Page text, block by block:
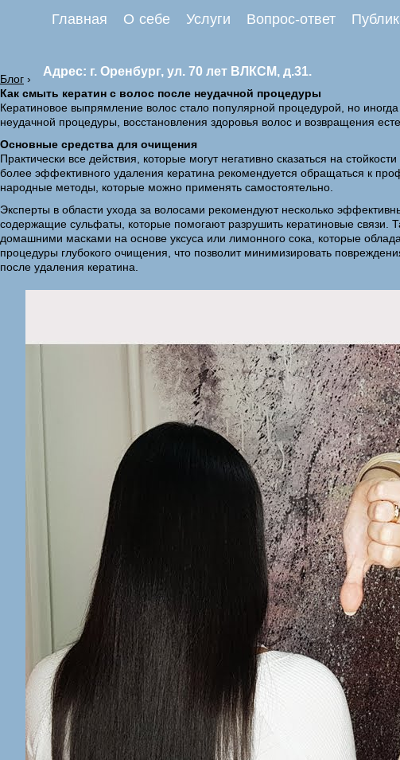
Главная О себе Услуги Вопрос-ответ
Адрес: г. Оренбург, ул. 70 лет ВЛКСМ, д.31.
Блог ›
Как смыть кератин с волос после неудачной процедуры
Кератиновое выпрямление волос стало популярной процедурой, но
неудачной процедуры, восстановления здоровья волос и возвращения
Основные средства для очищения
Практически все действия, которые могут негативно сказаться на
более эффективного удаления кератина рекомендуется обращаться к
народные методы, которые можно применять самостоятельно.
Эксперты в области ухода за волосами рекомендуют несколько
содержащие сульфаты, которые помогают разрушить кератиновые связи.
домашними масками на основе уксуса или лимонного сока, которые
процедуры глубокого очищения, что позволит минимизировать
после удаления кератина.